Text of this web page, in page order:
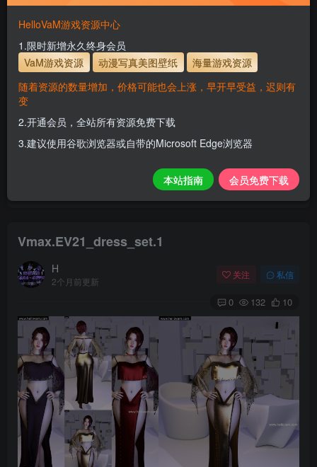
永久至尊会员终生有效
会员免费下载资源
主流网盘——高速下载
支付页面打不开或支付后不跳转请联系QQ：3317425885
服装使用教程
解压密码 www.hellovam.com
开通会员【免费下载】全站资源！
1.为了资源不失效！请不要在线解压！
3.有任何问题请联系客服或评论留言。
Vmax.EV21_dress_set.1
H
2个月前更新
关注 私信
0 132 10
HelloVaM游戏资源中心
1.限时新增永久终身会员
VaM游戏资源
动漫写真美图壁纸
海量游戏资源
随着资源的数量增加，价格可能也会上涨，早开早受益，迟则有
变
2.开通会员，全站所有资源免费下载
3.建议使用谷歌浏览器或自带的Microsoft Edge浏览器
本站指南 会员免费下载